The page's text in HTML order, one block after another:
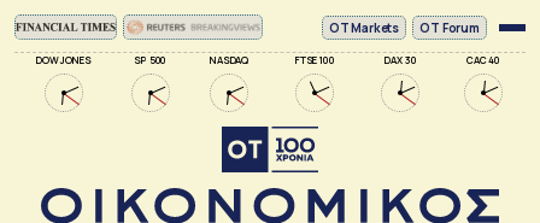
DOW JONES SP 500 NASDAQ FTSE 100 DAX 30 CAC 40
ΟΤ Markets OT Forum